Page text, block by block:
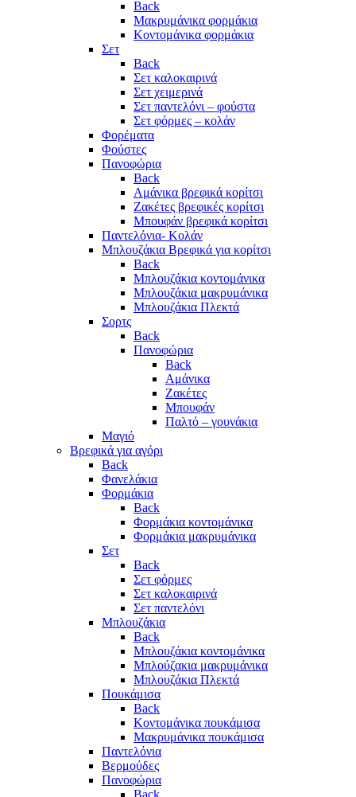
Back
Μακρυμάνικα φορμάκια
Κοντομάνικα φορμάκια
Σετ
Back
Σετ καλοκαιρινά
Σετ χειμερινά
Σετ παντελόνι – φούστα
Σετ φόρμες – κολάν
Φορέματα
Φούστες
Πανοφώρια
Back
Αμάνικα βρεφικά κορίτσι
Ζακέτες βρεφικές κορίτσι
Μπουφάν βρεφικά κορίτσι
Παντελόνια- Κολάν
Μπλουζάκια Βρεφικά για κορίτσι
Back
Μπλουζάκια κοντομάνικα
Μπλουζάκια μακρυμάνικα
Μπλουζάκια Πλεκτά
Σορτς
Back
Πανοφώρια
Back
Αμάνικα
Ζακέτες
Μπουφάν
Παλτό – γουνάκια
Μαγιό
Βρεφικά για αγόρι
Back
Φανελάκια
Φορμάκια
Back
Φορμάκια κοντομάνικα
Φορμάκια μακρυμάνικα
Σετ
Back
Σετ φόρμες
Σετ καλοκαιρινά
Σετ παντελόνι
Μπλουζάκια
Back
Μπλουζάκια κοντομάνικα
Μπλούζακια μακρυμάνικα
Μπλουζάκια Πλεκτά
Πουκάμισα
Back
Κοντομάνικα πουκάμισα
Μακρυμάνικα πουκάμισα
Παντελόνια
Βερμούδες
Πανοφώρια
Back